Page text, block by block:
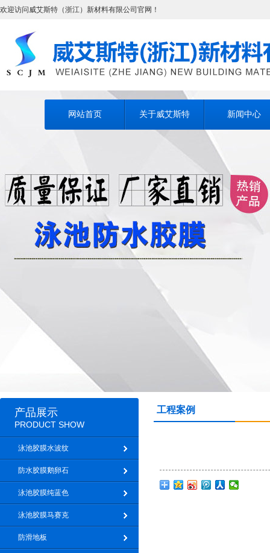
欢迎访问威艾斯特（浙江）新材料有限公司官网！
网站首页 关于威艾斯特 新闻中心
产品展示
PRODUCT SHOW
泳池胶膜水波纹
防水胶膜鹅卵石
泳池胶膜纯蓝色
泳池胶膜马赛克
防滑地板
工程案例